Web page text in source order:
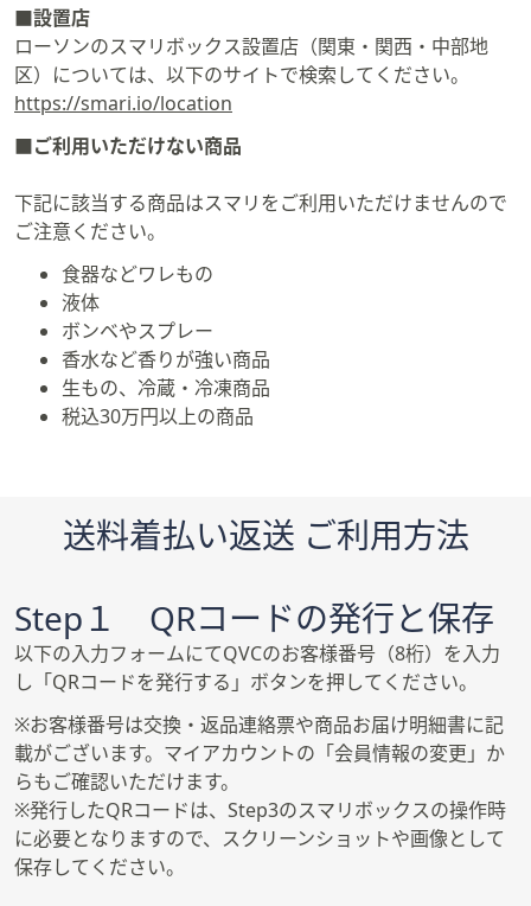
閲
覧
で
き
す。
■設置店
ローソンのスマリボックス設置店（関東・関西・中部地
区）については、以下のサイトで検索してください。
https://smari.io/location
■ご利用いただけない商品
下記に該当する商品はスマリをご利用いただけませんので
ご注意ください。
食器などワレもの
液体
ボンベやスプレー
香水など香りが強い商品
生もの、冷蔵・冷凍商品
税込30万円以上の商品
送料着払い返送 ご利用方法
Step１ QRコードの発行と保存
以下の入力フォームにてQVCのお客様番号（8桁）を入力
し「QRコードを発行する」ボタンを押してください。
※お客様番号は交換・返品連絡票や商品お届け明細書に記
載がございます。マイアカウントの「会員情報の変更」か
らもご確認いただけます。
※発行したQRコードは、Step3のスマリボックスの操作時
に必要となりますので、スクリーンショットや画像として
保存してください。